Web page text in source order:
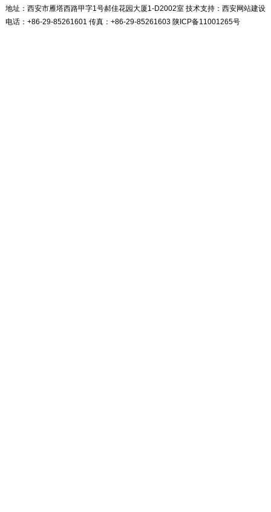
地址：西安市雁塔西路甲字1号郝佳花园大厦1-D2002室 技术支持： 西安网站建设
电话：+86-29-85261601 传真：+86-29-85261603 陕ICP备11001265号